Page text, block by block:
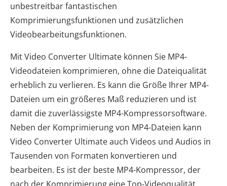
unbestreitbar fantastischen
Komprimierungsfunktionen und zusätzlichen
Videobearbeitungsfunktionen.
Mit Video Converter Ultimate können Sie MP4-
Videodateien komprimieren, ohne die Dateiqualität
erheblich zu verlieren. Es kann die Größe Ihrer MP4-
Dateien um ein größeres Maß reduzieren und ist
damit die zuverlässigste MP4-Kompressorsoftware.
Neben der Komprimierung von MP4-Dateien kann
Video Converter Ultimate auch Videos und Audios in
Tausenden von Formaten konvertieren und
bearbeiten. Es ist der beste MP4-Kompressor, der